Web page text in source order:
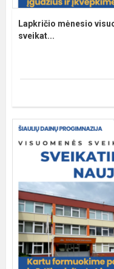
Lapkričio mėnesio
sveikat...